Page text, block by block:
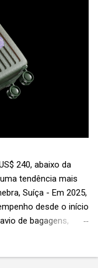
240, abaixo da
tendência mais
Suíça - Em 2025,
desde o início
de bagagens,